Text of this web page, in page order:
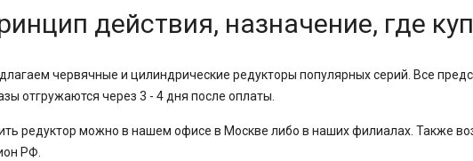
действия, назначение, где
червячные и цилиндрические редукторы популярных серий. Все
отгружаются через 3 - 4 дня после оплаты.
редуктор можно в нашем офисе в Москве либо в наших филиалах. Также
РФ.